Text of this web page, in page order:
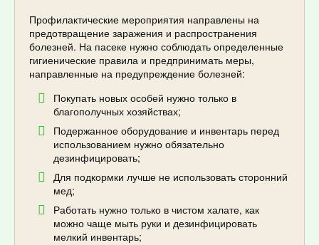
Профилактические мероприятия направлены на
предотвращение заражения и распространения
болезней. На пасеке нужно соблюдать определенные
гигиенические правила и предпринимать меры,
направленные на предупреждение болезней:
Покупать новых особей нужно только в
благополучных хозяйствах;
Подержанное оборудование и инвентарь перед
использованием нужно обязательно
дезинфицировать;
Для подкормки лучше не использовать сторонний
мед;
Работать нужно только в чистом халате, как
можно чаще мыть руки и дезинфицировать
мелкий инвентарь;